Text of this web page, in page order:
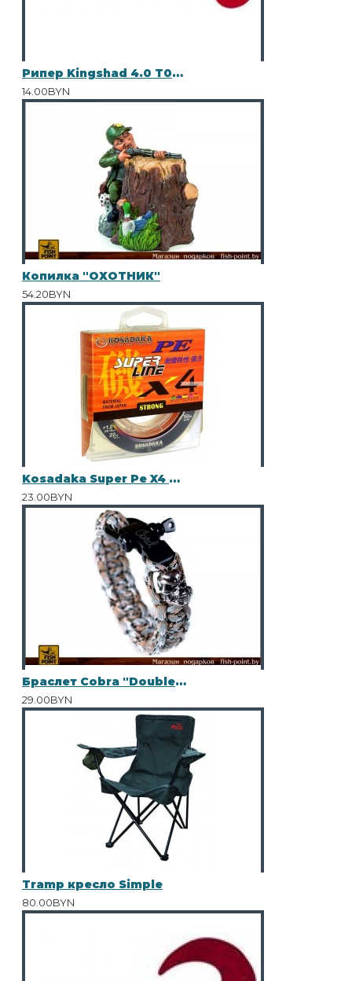
Рипер Kingshad 4.0 T015 10шт
14.00BYN
Копилка "ОХОТНИК"
54.20BYN
Kosadaka Super Pe X4 0.16
23.00BYN
Браслет Cobra "Double Skulls" Scorpion
29.00BYN
Tramp кресло Simple
80.00BYN